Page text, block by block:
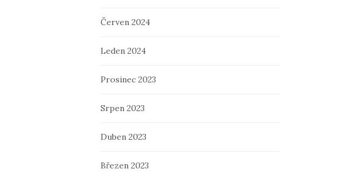
Červen 2024
Leden 2024
Prosinec 2023
Srpen 2023
Duben 2023
Březen 2023